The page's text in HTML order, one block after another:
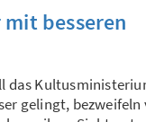
besseren
das
gelingt,